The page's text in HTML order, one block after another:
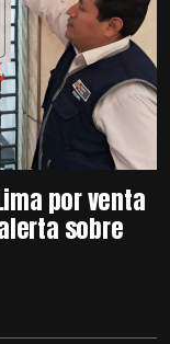
por venta
sobre